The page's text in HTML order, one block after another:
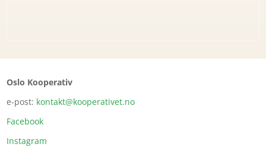
Oslo Kooperativ
e-post: kontakt@kooperativet.no
Facebook
Instagram